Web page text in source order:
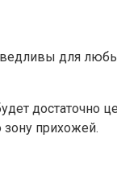
для
достаточно
прихожей.